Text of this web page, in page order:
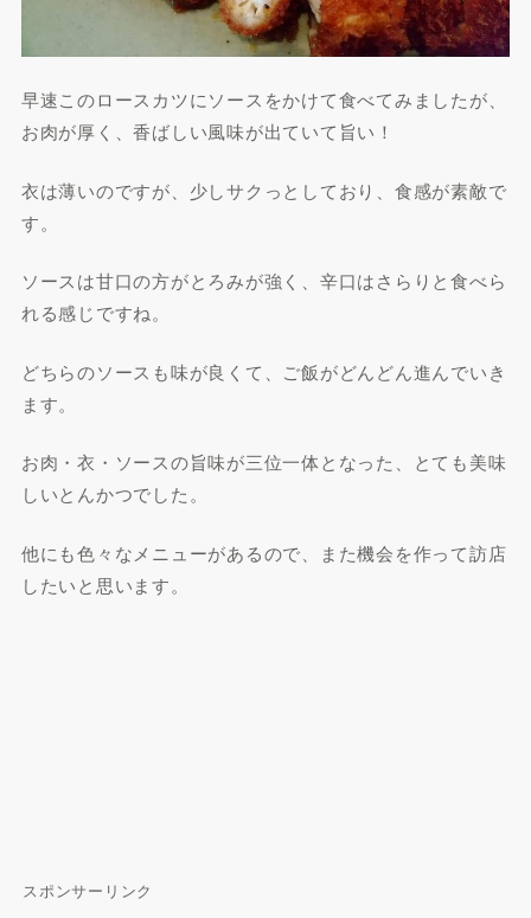
早速このロースカツにソースをかけて食べてみましたが、
お肉が厚く、香ばしい風味が出ていて旨い！
衣は薄いのですが、少しサクっとしており、食感が素敵で
す。
ソースは甘口の方がとろみが強く、辛口はさらりと食べら
れる感じですね。
どちらのソースも味が良くて、ご飯がどんどん進んでいき
ます。
お肉・衣・ソースの旨味が三位一体となった、とても美味
しいとんかつでした。
他にも色々なメニューがあるので、また機会を作って訪店
したいと思います。
スポンサーリンク